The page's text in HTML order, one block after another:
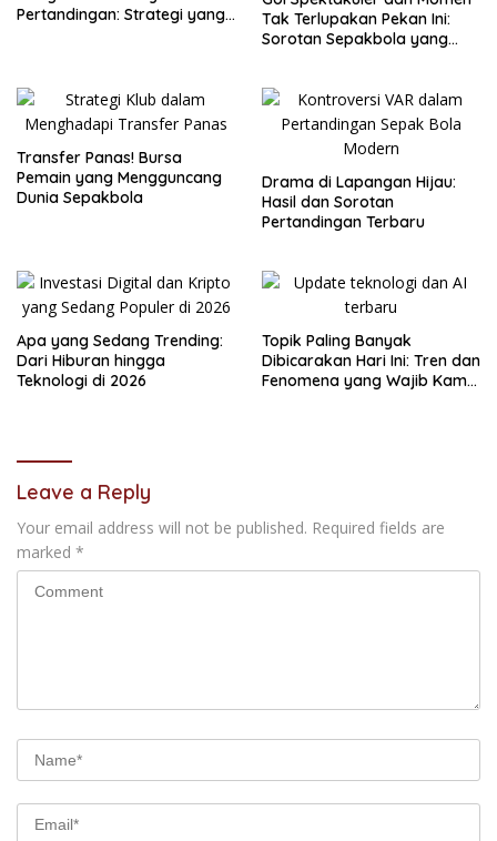
Pertandingan: Strategi yang
Tak Terlupakan Pekan Ini:
Sorotan Sepakbola yang
Transfer Panas! Bursa
Pemain yang Mengguncang
Dunia Sepakbola
Drama di Lapangan Hijau:
Hasil dan Sorotan
Pertandingan Terbaru
Apa yang Sedang Trending:
Dari Hiburan hingga
Teknologi di 2026
Topik Paling Banyak
Dibicarakan Hari Ini: Tren dan
Fenomena yang Wajib Kamu
Leave a Reply
Your email address will not be published. Required fields are
marked *